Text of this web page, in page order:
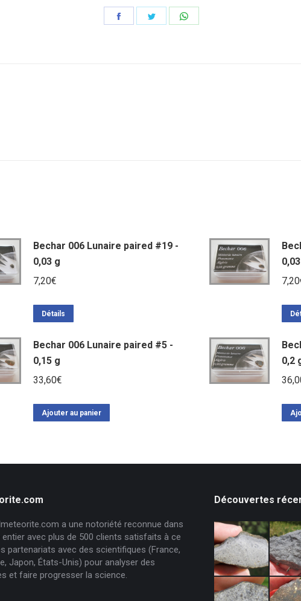
Partager Partager
Bechar 006 Lunaire paired #19 -
0,03 g
7,20€
Détails
7,20
Bechar 006 Lunaire paired #5 -
0,15 g
33,60€
Ajouter au panier
0,2
a une notoriété reconnue dans
entier avec plus de 500 clients satisfaits à ce
partenariats avec des scientifiques (France,
Japon, États-Unis) pour analyser des
et faire progresser la science.
Découvertes